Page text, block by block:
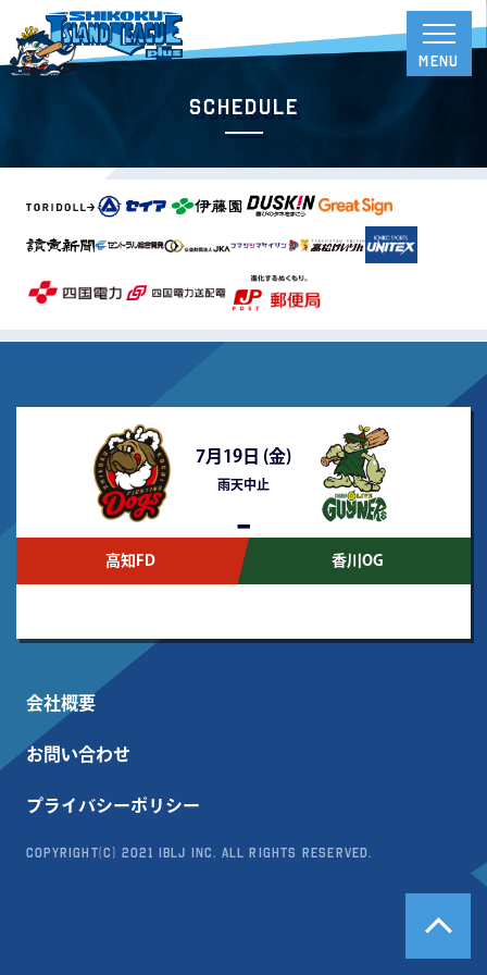
Schedule
7月19日 (金)
雨天中止
-
高知FD 香川OG
会社概要
お問い合わせ
プライバシーポリシー
Copyright(c) 2021 IBLJ Inc. All Rights Reserved.